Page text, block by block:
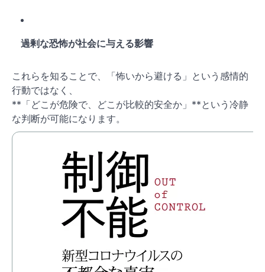
過剰な恐怖が社会に与える影響
これらを知ることで、「怖いから避ける」という感情的
行動ではなく、
**「どこが危険で、どこが比較的安全か」**という冷静
な判断が可能になります。